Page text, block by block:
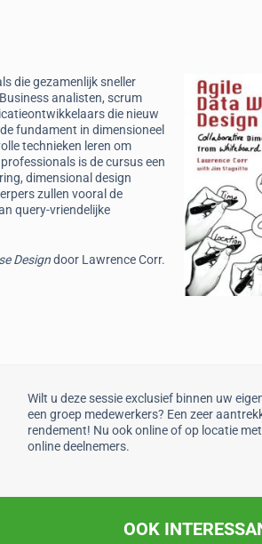
die gezamenlijk sneller
analisten, scrum
die nieuw
fundament in dimensioneel
technieken leren om
is de cursus een
dimensional design
zullen vooral de
query-vriendelijke
Designdoor Lawrence Corr.
Wilt u deze sessie exclusief binnen uw
een groep medewerkers? Een zeer
rendement! Nu ook online of op locatie
online deelnemers.
OOK